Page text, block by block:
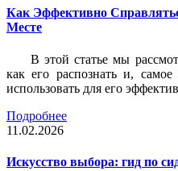
Как Эффективно
Месте
В этой статье мы
как его распознать и,
использовать для его
Подробнее
11.02.2026
Искусство выбора: гид по